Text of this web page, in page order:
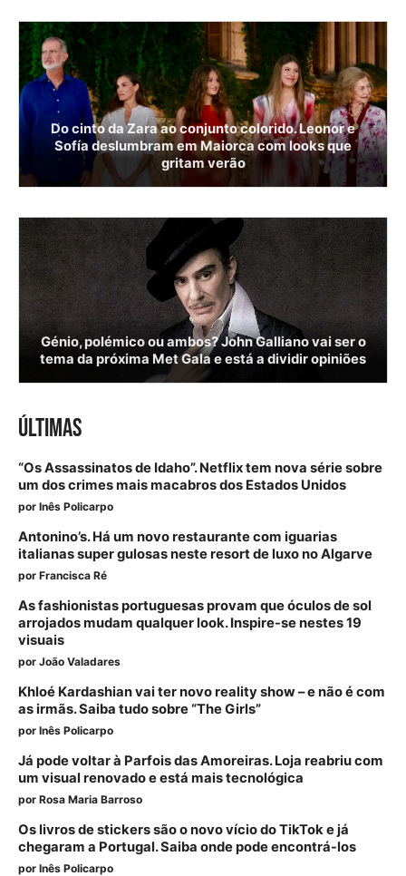
Do cinto da Zara ao conjunto colorido. Leonor e
Sofía deslumbram em Maiorca com looks que
gritam verão
Génio, polémico ou ambos? John Galliano vai ser o
tema da próxima Met Gala e está a dividir opiniões
ÚLTIMAS
“Os Assassinatos de Idaho”. Netflix tem nova série sobre
um dos crimes mais macabros dos Estados Unidos
por Inês Policarpo
Antonino’s. Há um novo restaurante com iguarias
italianas super gulosas neste resort de luxo no Algarve
por Francisca Ré
As fashionistas portuguesas provam que óculos de sol
arrojados mudam qualquer look. Inspire-se nestes 19
visuais
por João Valadares
Khloé Kardashian vai ter novo reality show – e não é com
as irmãs. Saiba tudo sobre “The Girls”
por Inês Policarpo
Já pode voltar à Parfois das Amoreiras. Loja reabriu com
um visual renovado e está mais tecnológica
por Rosa Maria Barroso
Os livros de stickers são o novo vício do TikTok e já
chegaram a Portugal. Saiba onde pode encontrá-los
por Inês Policarpo